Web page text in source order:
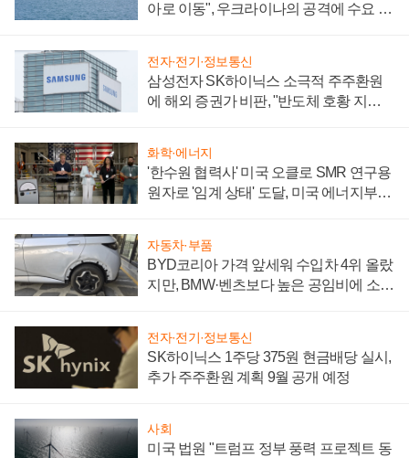
아로 이동", 우크라이나의 공격에 수요 늘
전자·전기·정보통신
삼성전자 SK하이닉스 소극적 주주환원
에 해외 증권가 비판, "반도체 호황 지속
화학·에너지
'한수원 협력사' 미국 오클로 SMR 연구용
원자로 '임계 상태' 도달, 미국 에너지부
자동차·부품
BYD코리아 가격 앞세워 수입차 4위 올랐
지만, BMW·벤츠보다 높은 공임비에 소비
전자·전기·정보통신
SK하이닉스 1주당 375원 현금배당 실시,
추가 주주환원 계획 9월 공개 예정
사회
미국 법원 "트럼프 정부 풍력 프로젝트 동